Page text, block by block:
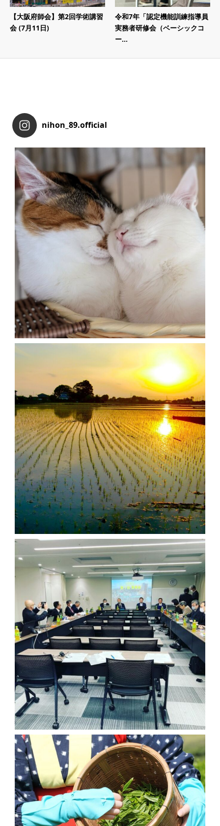
【大阪府師会】第2回学術講習
会 (7月11日)
令和7年「認定機能訓練指導員
実務者研修会（ベーシックコ
ー...
nihon_89.official